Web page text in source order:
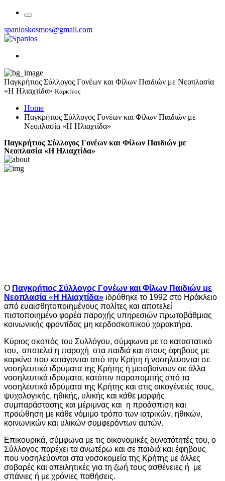
spanioskosmos@gmail.com
Παγκρήτιος Σύλλογος Γονέων και Φίλων Παιδιών με Νεοπλασία
«Η Ηλιαχτίδα» Καρκίνος
Home
Παγκρήτιος Σύλλογος Γονέων και Φίλων Παιδιών με
Νεοπλασία «Η Ηλιαχτίδα»
Παγκρήτιος Σύλλογος Γονέων και Φίλων Παιδιών με
Νεοπλασία «Η Ηλιαχτίδα»
Ο Παγκρήτιος Σύλλογος Γονέων και Φίλων Παιδιών με
Νεοπλασία «Η Ηλιαχτίδα» ιδρύθηκε το 1992 στο Ηράκλειο
από ευαισθητοποιημένους πολίτες και αποτελεί
πιστοποιημένο φορέα παροχής υπηρεσιών πρωτοβάθμιας
κοινωνικής φροντίδας μη κερδοσκοπικού χαρακτήρα.
Κύριος σκοπός του Συλλόγου, σύμφωνα με το καταστατικό
του, αποτελεί η παροχή στα παιδιά και στους έφηβους με
καρκίνο που κατάγονται από την Κρήτη ή νοσηλεύονται σε
νοσηλευτικά ιδρύματα της Κρήτης ή μεταβαίνουν σε άλλα
νοσηλευτικά ιδρύματα, κατόπιν παραπομπής από τα
νοσηλευτικά ιδρύματα της Κρήτης και στις οικογένειές τους,
ψυχολογικής, ηθικής, υλικής και κάθε μορφής
συμπαράστασης και μέριμνας και η προάσπιση και
προώθηση με κάθε νόμιμο τρόπο των ιατρικών, ηθικών,
κοινωνικών και υλικών συμφερόντων αυτών.
Επικουρικά, σύμφωνα με τις οικονομικές δυνατότητές του, ο
Σύλλογος παρέχει τα ανωτέρω και σε παιδιά και έφηβους
που νοσηλεύονται στα νοσοκομεία της Κρήτης με άλλες
σοβαρές και απειλητικές για τη ζωή τους ασθένειες ή με
σπάνιες ή με χρόνιες παθήσεις.